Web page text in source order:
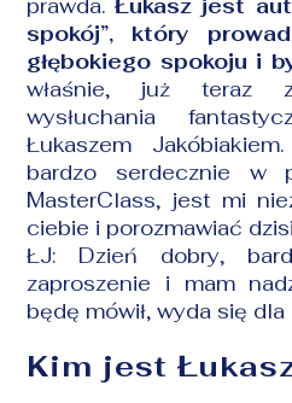
prawda.Łukasz jest
spokój”, który
głębokiego spokoju i
właśnie, już teraz
wysłuchania
Łukaszem
bardzo serdecznie w
MasterClass, jest mi
ciebie i porozmawiać
ŁJ: Dzień dobry,
zaproszenie i mam
będę mówił, wyda się
Kim jest